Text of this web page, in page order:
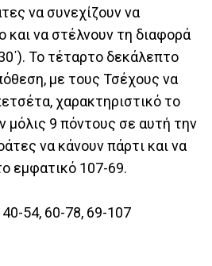
να συνεχίζουν να
και να στέλνουν τη διαφορά
Το τέταρτο δεκάλεπτο
με τους Τσέχους να
χαρακτηριστικό το
μόλις 9 πόντους σε αυτή την
να κάνουν πάρτι και να
εμφατικό 107-69.
54, 60-78, 69-107